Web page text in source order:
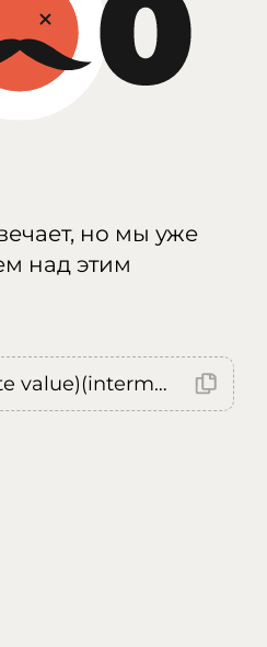
но мы уже
над этим
Error: (intermediate value)(intermediate value)(intermediate value).replaceAll is not a function